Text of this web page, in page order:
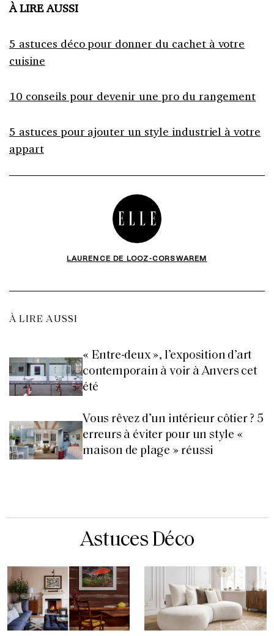
À LIRE AUSSI
5 astuces déco pour donner du cachet à votre
cuisine
10 conseils pour devenir une pro du rangement
5 astuces pour ajouter un style industriel à votre
appart
LAURENCE DE LOOZ-CORSWAREM
À LIRE AUSSI
« Entre-deux », l’exposition d’art
contemporain à voir à Anvers cet
été
Vous rêvez d’un intérieur côtier ? 5
erreurs à éviter pour un style «
maison de plage » réussi
Astuces Déco